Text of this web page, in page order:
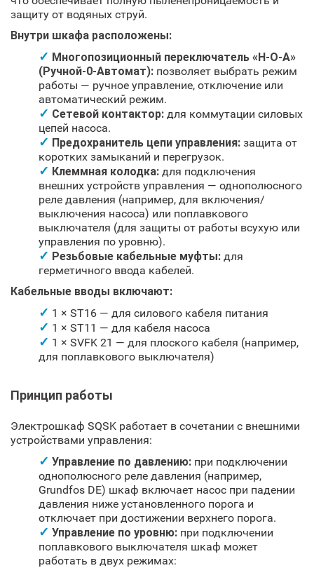
защиту от водяных струй.
Внутри шкафа расположены:
Многопозиционный переключатель «Н-О-А»
(Ручной-0-Автомат): позволяет выбрать режим
работы — ручное управление, отключение или
автоматический режим.
Сетевой контактор: для коммутации силовых
цепей насоса.
Предохранитель цепи управления: защита от
коротких замыканий и перегрузок.
Клеммная колодка: для подключения
внешних устройств управления — однополюсного
реле давления (например, для включения/
выключения насоса) или поплавкового
выключателя (для защиты от работы всухую или
управления по уровню).
Резьбовые кабельные муфты: для
герметичного ввода кабелей.
Кабельные вводы включают:
1 × ST16 — для силового кабеля питания
1 × ST11 — для кабеля насоса
1 × SVFK 21 — для плоского кабеля (например,
для поплавкового выключателя)
Принцип работы
Электрошкаф SQSK работает в сочетании с внешними
устройствами управления:
Управление по давлению: при подключении
однополюсного реле давления (например,
Grundfos DE) шкаф включает насос при падении
давления ниже установленного порога и
отключает при достижении верхнего порога.
Управление по уровню: при подключении
поплавкового выключателя шкаф может
работать в двух режимах: